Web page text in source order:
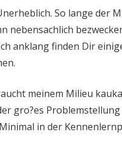
So lange der
nebensachlich
anklang finden Dir
meinem Milieu
gro?es
in der